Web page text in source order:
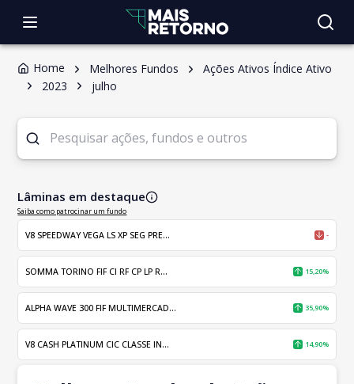
Home Melhores Fundos
Ações Ativos Índice Ativo
2023
julho
Lâminas em destaque
Saiba como patrocinar um fundo
V8 SPEEDWAY VEGA LS XP SEG PRE... -
SOMMA TORINO FIF CI RF CP LP R... 15,20%
ALPHA WAVE 300 FIF MULTIMERCAD... 35,90%
V8 CASH PLATINUM CIC CLASSE IN... 14,90%